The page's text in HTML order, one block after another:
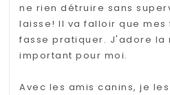
ne rien détruire sans
laisse! Il va falloir que
fasse pratiquer. J'adore la
important pour moi.
Avec les amis canins, je les